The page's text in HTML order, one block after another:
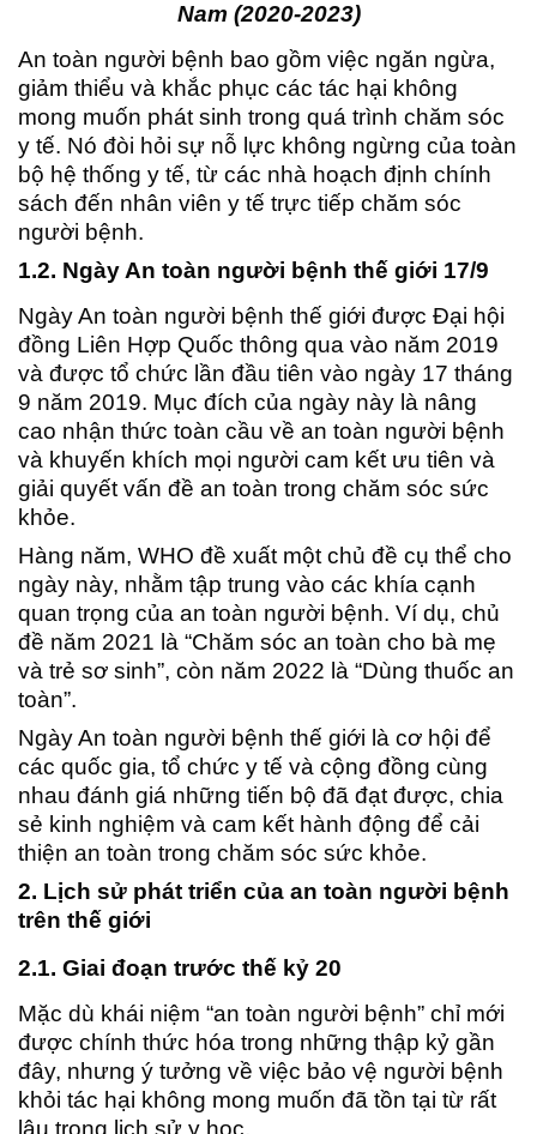
Nam (2020-2023)
An toàn người bệnh bao gồm việc ngăn ngừa,
giảm thiểu và khắc phục các tác hại không
mong muốn phát sinh trong quá trình chăm sóc
y tế. Nó đòi hỏi sự nỗ lực không ngừng của toàn
bộ hệ thống y tế, từ các nhà hoạch định chính
sách đến nhân viên y tế trực tiếp chăm sóc
người bệnh.
1.2. Ngày An toàn người bệnh thế giới 17/9
Ngày An toàn người bệnh thế giới được Đại hội
đồng Liên Hợp Quốc thông qua vào năm 2019
và được tổ chức lần đầu tiên vào ngày 17 tháng
9 năm 2019. Mục đích của ngày này là nâng
cao nhận thức toàn cầu về an toàn người bệnh
và khuyến khích mọi người cam kết ưu tiên và
giải quyết vấn đề an toàn trong chăm sóc sức
khỏe.
Hàng năm, WHO đề xuất một chủ đề cụ thể cho
ngày này, nhằm tập trung vào các khía cạnh
quan trọng của an toàn người bệnh. Ví dụ, chủ
đề năm 2021 là “Chăm sóc an toàn cho bà mẹ
và trẻ sơ sinh”, còn năm 2022 là “Dùng thuốc an
toàn”.
Ngày An toàn người bệnh thế giới là cơ hội để
các quốc gia, tổ chức y tế và cộng đồng cùng
nhau đánh giá những tiến bộ đã đạt được, chia
sẻ kinh nghiệm và cam kết hành động để cải
thiện an toàn trong chăm sóc sức khỏe.
2. Lịch sử phát triển của an toàn người bệnh
trên thế giới
2.1. Giai đoạn trước thế kỷ 20
Mặc dù khái niệm “an toàn người bệnh” chỉ mới
được chính thức hóa trong những thập kỷ gần
đây, nhưng ý tưởng về việc bảo vệ người bệnh
khỏi tác hại không mong muốn đã tồn tại từ rất
lâu trong lịch sử y học.